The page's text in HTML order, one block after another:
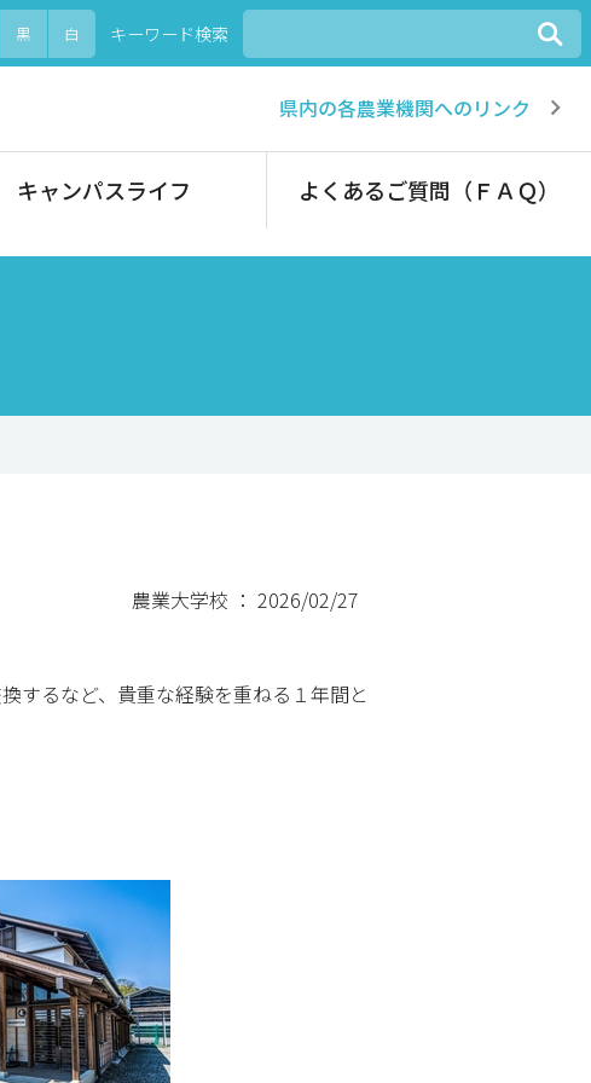
キーワード検索
黒 白
県内の各農業機関へのリンク
キャンパスライフ よくあるご質問（ＦＡＱ）
農業大学校 ： 2026/02/27
するなど、貴重な経験を重ねる１年間と